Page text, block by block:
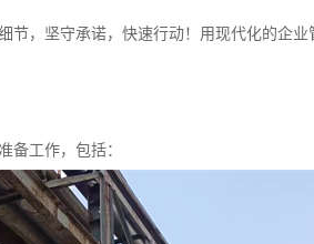
节，坚守承诺，快速行动！用现代化的企
备工作，包括：